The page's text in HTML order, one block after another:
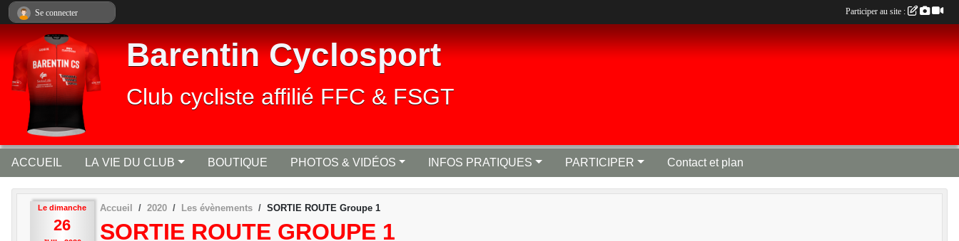
Barentin Cyclosport
Club cycliste affilié FFC & FSGT
ACCUEIL LA VIE DU CLUB BOUTIQUE PHOTOS & VIDÉOS INFOS PRATIQUES PARTICIPER Contact et plan
Le dimanche
26
Accueil 2020 Les évènements SORTIE ROUTE Groupe 1
SORTIE ROUTE GROUPE 1
Se connecter Participer au site :
Panneau de gestion des cookies